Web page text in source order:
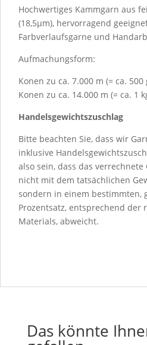
Hochwertiges Kammgarn aus
(18,5µm), hervorragend
Farbverlaufsgarne und
Aufmachungsform:
Konen zu ca. 7.000 m (= ca. 500
Konen zu ca. 14.000 m (= ca. 1
Handelsgewichtszuschlag
Bitte beachten Sie, dass wir
inklusive
also sein, dass das
nicht mit dem tatsächlichen
sondern in einem bestimmten,
Prozentsatz, entsprechend der
Materials, abweicht.
Das könnte